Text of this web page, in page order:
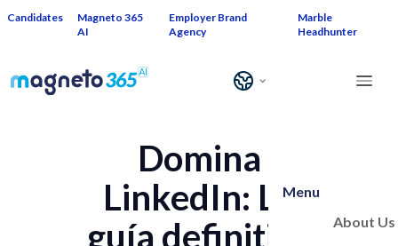
Candidates
Magneto 365
AI
Employer Brand
Agency
Marble
Headhunter
Menu
About Us
Domina
LinkedIn: La
guía definitiva